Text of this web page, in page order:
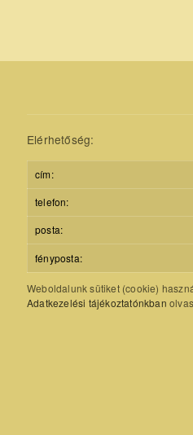
Elérhetőség:
cím:
telefon:
posta:
fényposta:
Weboldalunk sütiket (cookie)
Adatkezelési tájékoztatónkban